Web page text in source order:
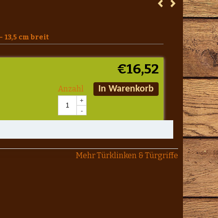
cm breit
€16,52
Anzahl
+
-
In Warenkorb
Mehr Türklinken & Türgriffe